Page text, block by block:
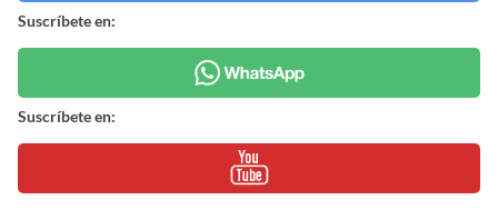
Suscríbete en:
Suscríbete en: